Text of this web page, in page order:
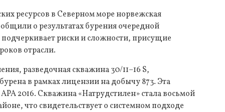
ресурсов в Северном море норвежская
о результатах бурения очередной
риски и сложности, присущие
отрасли.
разведочная скважина 30/11–16 S,
в рамках лицензии на добычу 873. Эта
2016. Скважина «Натрудстилен» стала восьмой
что свидетельствует о системном подходе